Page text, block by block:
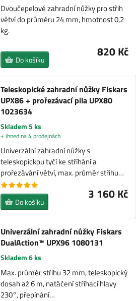
Dvoučepelové zahradní nůžky pro střih
větví do průměru 24 mm, hmotnost 0,2
kg.
820 Kč
Do košíku
Teleskopické zahradní nůžky Fiskars
UPX86 + prořezávací pila UPX80
1023634
Skladem 5 ks
+ ihned na 4 prodejnách
Univerzální zahradní nůžky s
teleskopickou tyčí ke stříhání a
prořezávání větví, max. průměr střihu…
3 160 Kč
Do košíku
Univerzální zahradní nůžky Fiskars
DualAction™ UPX96 1080131
Skladem 6 ks
Max. průměr střihu 32 mm, teleskopický
dosah až 6 m, natáčení stříhací hlavy
230°, přepínání…